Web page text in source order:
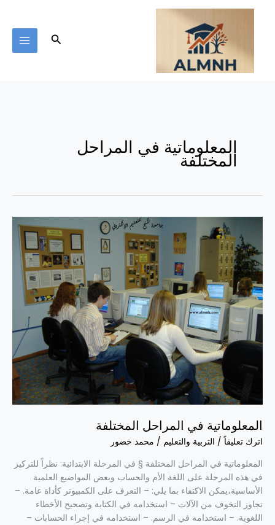
تخطي
البحث
المعلوماتية في المراحل
المختلفة
المعلوماتية في المراحل المختلفة
اترك تعليقاً / التربية والتعليم / محمد خضور
المعلوماتية في المراحل المختلفة § في المرحلة الابتدائية: نظراً للتركيز
في هذه المرحلة على اللغة الأم والحساب وبعض المواضيع العلمية
الأساسية،يمكن الاكتفاء بما يلي: – التعرف على الكمبيوتر كأداة عامة. –
تجاوز التخوف من الآلات – استخدامه في الكتابة وتصحيح الأخطاء
اللغوية. – استخدامه في الرسم. – استخدامه في إجراء الحسابات –
المعلوماتية
المراحل
المختلفة